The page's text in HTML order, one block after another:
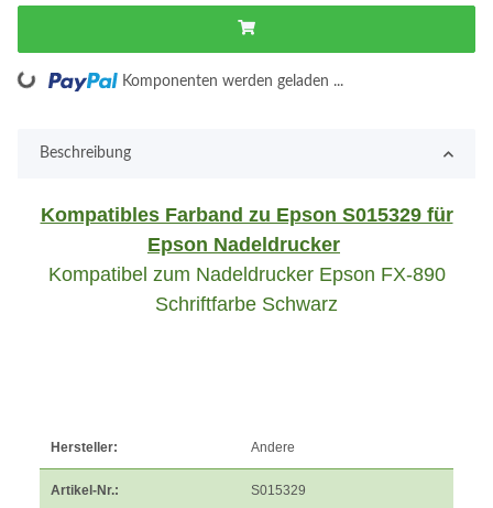
Loading... Komponenten werden geladen ...
Beschreibung
Kompatibles Farband zu Epson S015329 für
Epson Nadeldrucker
Kompatibel zum Nadeldrucker Epson FX-890
Schriftfarbe Schwarz
Hersteller: Andere
Artikel-Nr.: S015329